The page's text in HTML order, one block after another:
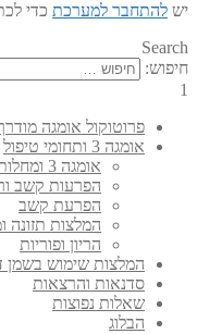
יש להתחבר למערכת כדי
Search
חיפוש:
1
פרוטוקול אומגה
אומגה 3 ותחומי טיפול
אומגה 3 ומחלות שונות
הפרעות קשב
הפרעת קשב
המלצות תזונה
הריון ופוריות
המלצות שימוש בשמן
סדנאות והרצאות
שאלות נפוצות
הבלוג